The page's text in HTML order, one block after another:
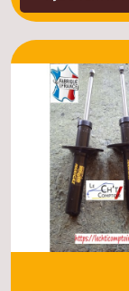
Amortisseurs
205
(12)
Accessoires
avant
205
(2)
Afficher